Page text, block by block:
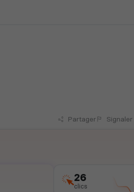
Partager Signaler
26
clics